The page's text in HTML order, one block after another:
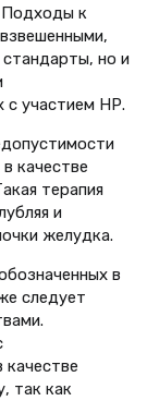
Подходы к
но и
с участием НР.
качестве
терапия
и
желудка.
в
следует
качестве
так как